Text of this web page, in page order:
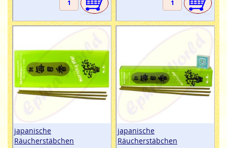
japanische
Räucherstäbchen
japanische
Räucherstäbchen